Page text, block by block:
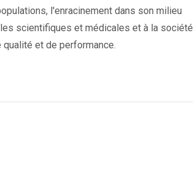
l'enracinement dans son milieu
scientifiques et médicales et à la société
et de performance.